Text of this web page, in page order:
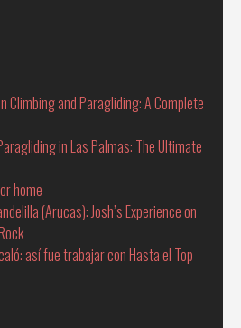
Climbing and Paragliding: A Complete
in Las Palmas: The Ultimate
home
(Arucas): Josh’s Experience on
así fue trabajar con Hasta el Top